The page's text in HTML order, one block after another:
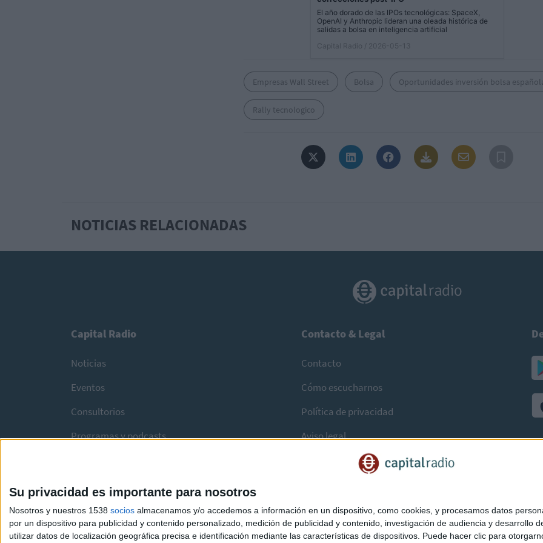
Su privacidad es importante para nosotros
Nosotros y nuestros 1538 socios almacenamos y/o accedemos a información en un dispositivo, como cookies, y procesamos datos
por un dispositivo para publicidad y contenido personalizado, medición de publicidad y contenido, investigación de audiencia y desarrollo
utilizar datos de localización geográfica precisa e identificación mediante las características de dispositivos. Puede hacer clic para
El año dorado de las IPOs tecnológicas: SpaceX,
OpenAI y Anthropic lideran una oleada histórica de
salidas a bolsa en inteligencia artificial
Capital Radio
/ 2026-05-13
Empresas Wall Street Bolsa Oportunidades inversión bolsa
Rally tecnologico
NOTICIAS RELACIONADAS
Capital Radio
Noticias
Eventos
Consultorios
Programas y podcasts
Contacto & Legal
Contacto
Cómo escucharnos
Política de privacidad
Aviso legal